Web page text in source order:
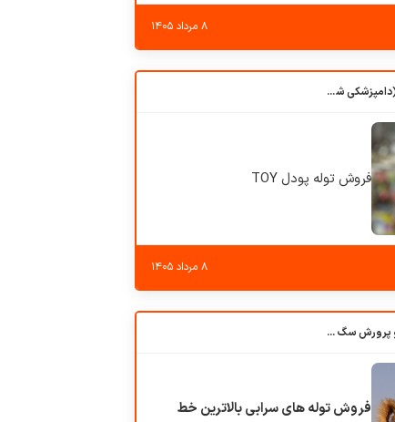
۸ مرداد ۱۴۰۵
کلبه حیوانات دروس (دامپزشکی شهرزاد)
فروش توله پودل TOY
۸ مرداد ۱۴۰۵
باشگاه بزرگ آموزش و پرورش سگ کوهرج کنل
فروش توله های سرابی بالاترین خط